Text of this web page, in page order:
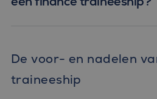
De voor- en nadelen
traineeship